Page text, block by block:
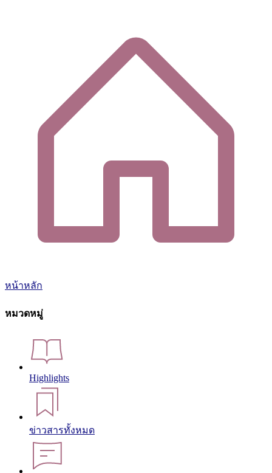
หน้าหลัก
หมวดหมู่
Highlights
ข่าวสารทั้งหมด